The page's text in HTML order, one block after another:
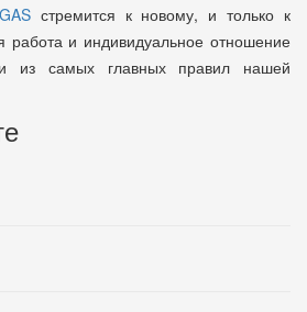
стремится к новому, и только к
работа и индивидуальное отношение
из самых главных правил нашей